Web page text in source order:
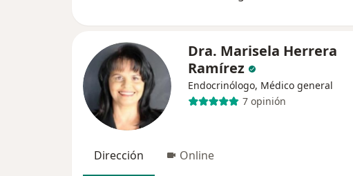
Dra. Marisela Herrera
Ramírez
Endocrinólogo, Médico general
7 opinión
Dirección Online